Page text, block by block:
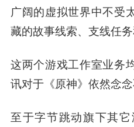
广阔的虚拟世界中不受
藏的故事线索、支线任务
这两个游戏工作室业务
讯对于《原神》依然念念
至于字节跳动旗下其